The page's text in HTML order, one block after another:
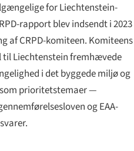
for Liechtenstein-
rapport blev indsendt i 2023
af CRPD-komiteen. Komiteens
til Liechtenstein fremhævede
i det byggede miljø og
prioritets­temaer —
og EAA-